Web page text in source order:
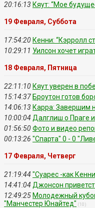
20:16:13 Кяут: “Мое
19 Февраля, Суббота
17:54:20 Кенни: “Кэрролл
10:29:11 Уилсон хочет
18 Февраля, Пятница
22:11:10 Кяут уверен в
15:14:37 Броутон готов
14:06:13 Карра: Завершим
10:00:04 Далглиш о Праге
01:56:50Фото и видео
00:13:26 "Спарта" 0 - 0
17 Февраля, Четверг
21:19:44 "Суарес -как
14:41:04 Джонсон
12:49:25 Молодежный
"Манчестер Юнайтед" (10)